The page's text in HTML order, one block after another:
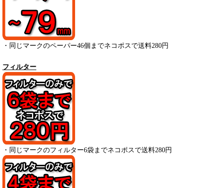
・ 同じマークのペーパー46個までネコポスで送料280円
フィルター
・ 同じマークのフィルター6袋までネコポスで送料280円